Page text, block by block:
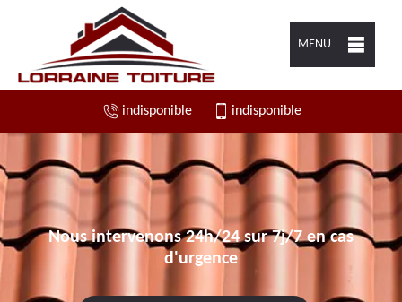
MENU
indisponible indisponible
Nous intervenons 24h/24 sur 7j/7 en cas
d'urgence